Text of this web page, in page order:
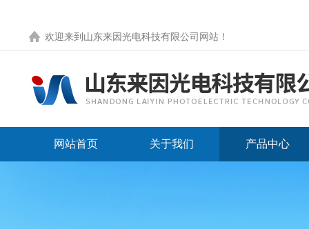
欢迎来到 山东来因光电科技有限公司网站 ！
网站首页 关于我们 产品中心